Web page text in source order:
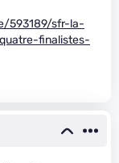
593189/sfr-la-
finalistes-